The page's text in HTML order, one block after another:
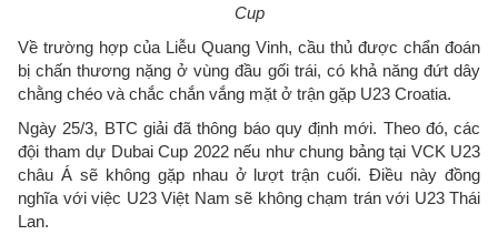
Cup
Về trường hợp của Liễu Quang Vinh, cầu thủ được chẩn đoán
bị chấn thương nặng ở vùng đầu gối trái, có khả năng đứt dây
chằng chéo và chắc chắn vắng mặt ở trận gặp U23 Croatia.
Ngày 25/3, BTC giải đã thông báo quy định mới. Theo đó, các
đội tham dự Dubai Cup 2022 nếu như chung bảng tại VCK U23
châu Á sẽ không gặp nhau ở lượt trận cuối. Điều này đồng
nghĩa với việc U23 Việt Nam sẽ không chạm trán với U23 Thái
Lan.